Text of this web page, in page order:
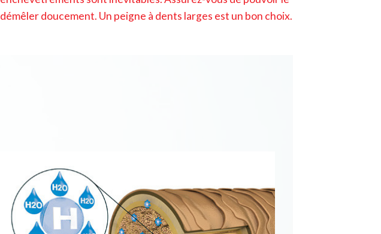
démêler doucement. Un peigne à dents larges est un bon choix.